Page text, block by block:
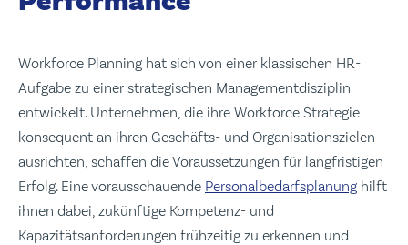
Workforce Planning hat sich von einer klassischen HR-
Aufgabe zu einer strategischen Managementdisziplin
entwickelt. Unternehmen, die ihre Workforce Strategie
konsequent an ihren Geschäfts- und Organisationszielen
ausrichten, schaffen die Voraussetzungen für langfristigen
Erfolg. Eine vorausschauende Personalbedarfsplanung hilft
ihnen dabei, zukünftige Kompetenz- und
Kapazitätsanforderungen frühzeitig zu erkennen und